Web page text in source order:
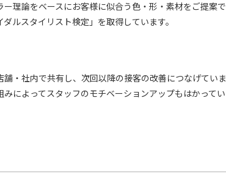
理論をベースにお客様に似合う色・形・素材をご提案で
ルスタイリスト検定」を取得しています。
・社内で共有し、次回以降の接客の改善につなげていま
によってスタッフのモチベーションアップもはかってい